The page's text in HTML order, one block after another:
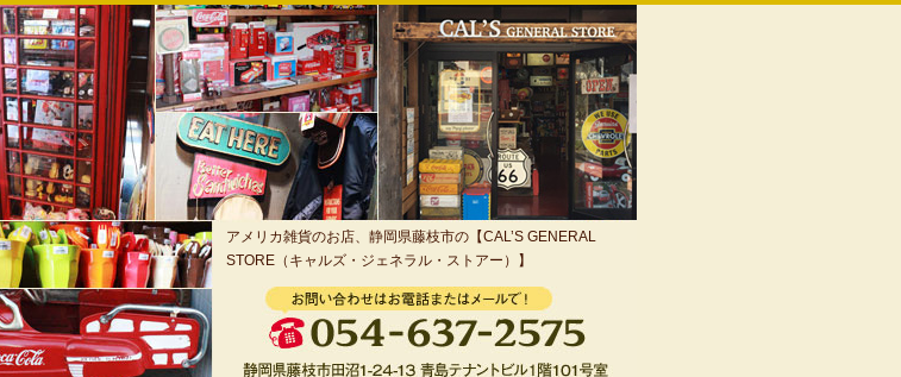
アメリカ雑貨のお店、静岡県藤枝市の【CAL’S GENERAL
STORE（キャルズ・ジェネラル・ストアー）】